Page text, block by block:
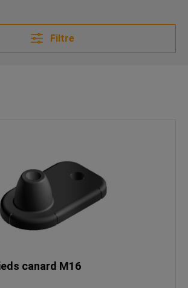
Filtre
canard M16